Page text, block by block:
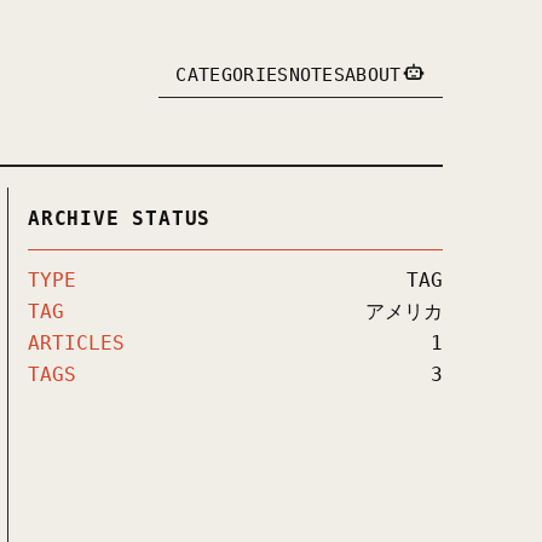
CATEGORIESNOTESABOUT
ARCHIVE STATUS
TYPE
TAG
TAG
アメリカ
ARTICLES
1
TAGS
3